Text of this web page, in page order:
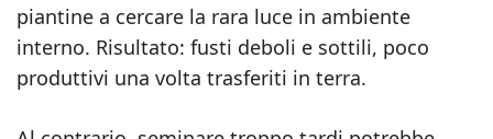
piantine a cercare la rara luce in ambiente
interno. Risultato: fusti deboli e sottili, poco
produttivi una volta trasferiti in terra.